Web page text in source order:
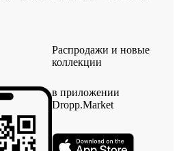
Распродажи и новые
коллекции
в приложении
Dropp.Market